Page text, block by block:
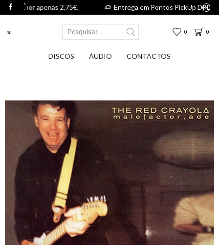
Entrega em Pontos PickUp DPD por apenas 2,75€.
0 0
DISCOS ÁUDIO CONTACTOS